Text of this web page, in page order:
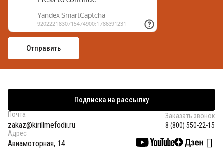
Подписка на рассылку
Почта
zakaz@kirillmefodii.ru
Заказать звонок
8 (800) 550-22-15
Адрес
Авиамоторная, 14